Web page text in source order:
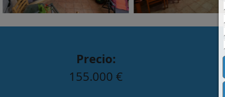
Precio:
155.000 €